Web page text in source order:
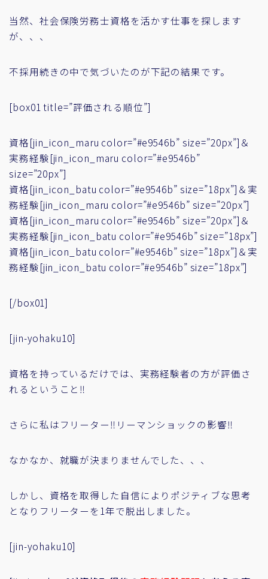
当然、社会保険労務士資格を活かす仕事を探します
が、、、
不採用続きの中で気づいたのが下記の結果です。
[box01 title=”評価される順位”]
資格[jin_icon_maru color=”#e9546b” size=”20px”]＆
実務経験[jin_icon_maru color=”#e9546b”
size=”20px”]
資格[jin_icon_batu color=”#e9546b” size=”18px”]＆実
務経験[jin_icon_maru color=”#e9546b” size=”20px”]
資格[jin_icon_maru color=”#e9546b” size=”20px”]＆
実務経験[jin_icon_batu color=”#e9546b” size=”18px”]
資格[jin_icon_batu color=”#e9546b” size=”18px”]＆実
務経験[jin_icon_batu color=”#e9546b” size=”18px”]
[/box01]
[jin-yohaku10]
資格を持っているだけでは、実務経験者の方が評価さ
れるということ‼
さらに私はフリーター‼リーマンショックの影響‼
なかなか、就職が決まりませんでした、、、
しかし、資格を取得した自信によりポジティブな思考
となりフリーターを1年で脱出しました。
[jin-yohaku10]